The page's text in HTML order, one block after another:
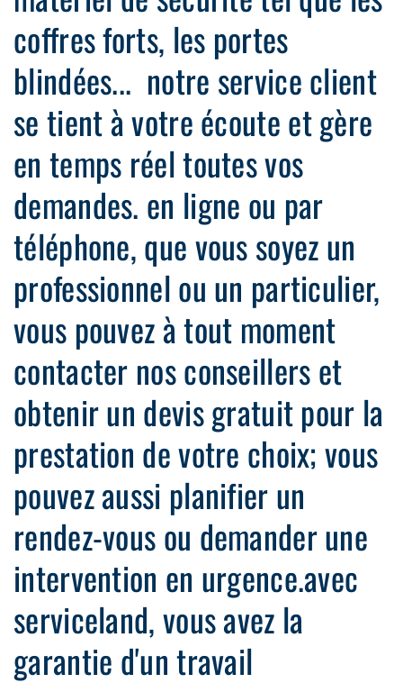
coffres forts, les portes
blindées... notre service client
se tient à votre écoute et gère
en temps réel toutes vos
demandes. en ligne ou par
téléphone, que vous soyez un
professionnel ou un particulier,
vous pouvez à tout moment
contacter nos conseillers et
obtenir un devis gratuit pour la
prestation de votre choix; vous
pouvez aussi planifier un
rendez-vous ou demander une
intervention en urgence.avec
serviceland, vous avez la
garantie d'un travail